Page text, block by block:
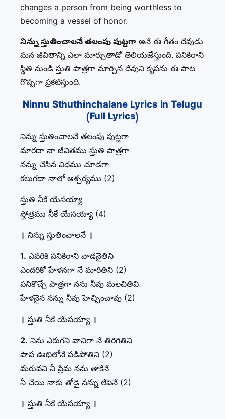
changes a person from being worthless to
becoming a vessel of honor.
నిన్ను స్తుతించాలనే తలంపు పుట్టగా అనే ఈ గీతం దేవుడు
మన జీవితాన్ని ఎలా మార్చుతాడో తెలియజేస్తుంది. పనికిరాని
స్థితి నుండి స్తుతి పాత్రగా మార్చిన దేవుని కృపను ఈ పాట
గొప్పగా ప్రకటిస్తుంది.
Ninnu Sthuthinchalane Lyrics in Telugu
(Full Lyrics)
నిన్ను స్తుతించాలనే తలంపు పుట్టగా
మారదా నా జీవితము స్తుతి పాత్రగా
నన్ను చేసిన విధము చూడగా
కలుగదా నాలో ఆశ్చర్యము (2)
స్తుతి నీకే యేసయ్యా
స్తోత్రము నీకే యేసయ్యా (4)
॥ నిన్ను స్తుతించాలనే ॥
1. ఎవరికి పనికిరాని వాడనైతిని
ఎందరికో హేళనగా నే మారితిని (2)
పనికొచ్చే పాత్రగా నను నీవు మలచితివి
హేళనైన నన్ను నీవు హెచ్చించావు (2)
॥ స్తుతి నీకే యేసయ్యా ॥
2. నిను ఎరుగని వానిగా నే తిరిగితిని
పాప ఊభిలోనే పడిపోతిని (2)
మరువని నీ ప్రేమ నను తాకేనే
నీ చేయి నాకు తోడై నన్ను లేపెనే (2)
॥ స్తుతి నీకే యేసయ్యా ॥